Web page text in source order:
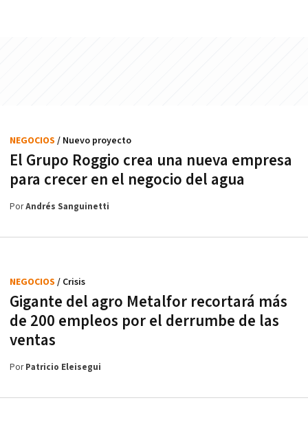
El Grupo Roggio crea una nueva empresa
para crecer en el negocio del agua
NEGOCIOS / Nuevo proyecto
PorAndrés Sanguinetti
Gigante del agro Metalfor recortará más
de 200 empleos por el derrumbe de las
ventas
NEGOCIOS / Crisis
PorPatricio Eleisegui